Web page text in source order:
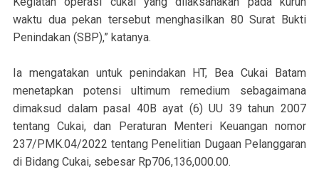
waktu dua pekan tersebut menghasilkan 80 Surat Bukti
Penindakan (SBP),” katanya.
Ia mengatakan untuk penindakan HT, Bea Cukai Batam
menetapkan potensi ultimum remedium sebagaimana
dimaksud dalam pasal 40B ayat (6) UU 39 tahun 2007
tentang Cukai, dan Peraturan Menteri Keuangan nomor
237/PMK.04/2022 tentang Penelitian Dugaan Pelanggaran
di Bidang Cukai, sebesar Rp706,136,000.00.